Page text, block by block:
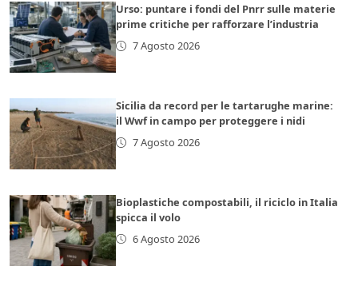
Urso: puntare i fondi del Pnrr sulle materie
prime critiche per rafforzare l’industria
7 Agosto 2026
Sicilia da record per le tartarughe marine:
il Wwf in campo per proteggere i nidi
7 Agosto 2026
Bioplastiche compostabili, il riciclo in Italia
spicca il volo
6 Agosto 2026